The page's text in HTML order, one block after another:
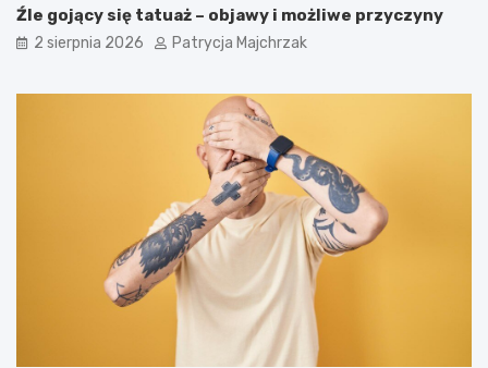
Źle gojący się tatuaż – objawy i możliwe przyczyny
2 sierpnia 2026 Patrycja Majchrzak